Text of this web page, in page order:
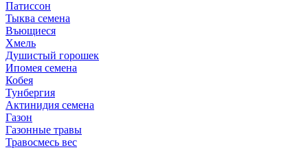
Патиссон
Тыква семена
Въющиеся
Хмель
Душистый горошек
Ипомея семена
Кобея
Тунбергия
Актинидия семена
Газон
Газонные травы
Травосмесь вес